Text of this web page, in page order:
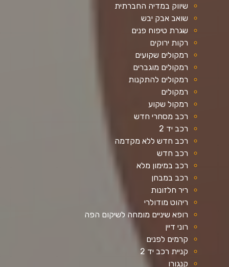
שיווק במדיה החברתית
שואב אבק יבש
שגרת טיפוח פנים
רקות ירוקים
רמקולים שקועים
רמקולים מוגברים
רמקולים להתקנות
רמקולים
רמקול שקוע
רכב מסחרי חדש
רכב יד 2
רכב חדש ללא מקדמה
רכב חדש
רכב במימון מלא
רכב במבחן
ריר חלזונות
ריהוט מודולרי
רופא שיניים מומחה לשיקום הפה
רוני דיין
קרמים לפנים
קניית רכב יד 2
קנגורו